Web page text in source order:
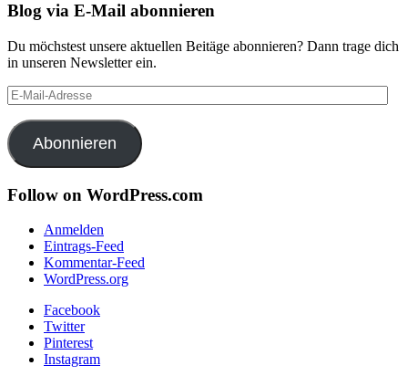
Blog via E-Mail abonnieren
Du möchstest unsere aktuellen Beitäge abonnieren? Dann trage dich
in unseren Newsletter ein.
E-
Mail-
Adresse
Abonnieren
Follow on WordPress.com
Anmelden
Eintrags-Feed
Kommentar-Feed
WordPress.org
Facebook
Twitter
Pinterest
Instagram